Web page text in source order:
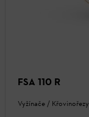
FSA 110 R
Vyžínače / Křovinořezy